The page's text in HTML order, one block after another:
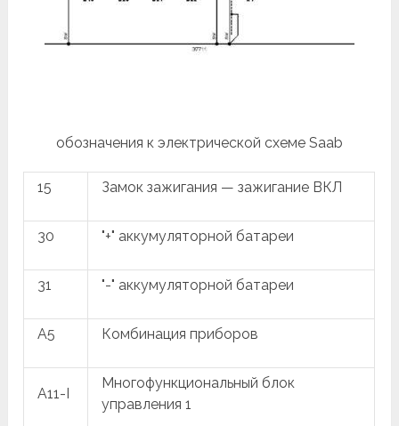
обозначения к электрической схеме Saab
15 Замок зажигания — зажигание ВКЛ
30 "+" аккумуляторной батареи
31 "-" аккумуляторной батареи
A5 Комбинация приборов
A11-I
Многофункциональный блок
управления 1